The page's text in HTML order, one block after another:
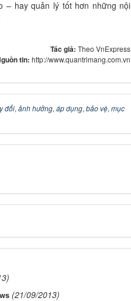
– hay quản lý tốt hơn những nội
Tác giả:Theo VnExpress
tin:http://www.quantrimang.com.vn
đổi, ảnh hưởng, áp dụng, bảo vệ, mục
(21/09/2013)